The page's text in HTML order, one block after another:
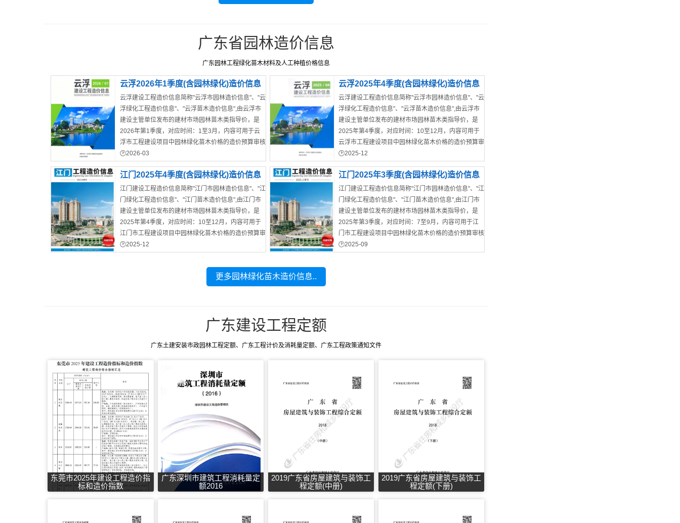
广东省园林造价信息
广东园林工程绿化苗木材料及人工种植价格信息
云浮2026年1季度(含园林绿化)造价信息
云浮建设工程造价信息简称"云浮市园林造价信息"、"云
浮绿化工程造价信息"、"云浮苗木造价信息",由云浮市
建设主管单位发布的建材市场园林苗木类指导价，是
2026年第1季度，对应时间：1至3月，内容可用于云
浮市工程建设项目中园林绿化苗木价格的造价预算审核
结算工作。云浮造价信息核心内容：建材价参考价、园
云浮市工程结算价
2026-03
云浮2025年4季度(含园林绿化)造价信息
云浮建设工程造价信息简称"云浮市园林造价信息"、"云
浮绿化工程造价信息"、"云浮苗木造价信息",由云浮市
建设主管单位发布的建材市场园林苗木类指导价，是
2025年第4季度，对应时间：10至12月，内容可用于
云浮市工程建设项目中园林绿化苗木价格的造价预算审
核结算工作。云浮造价信息核心内容：建材价参考价、
云浮市造价材料信息
2025-12
江门2025年4季度(含园林绿化)造价信息
江门建设工程造价信息简称"江门市园林造价信息"、"江
门绿化工程造价信息"、"江门苗木造价信息",由江门市
建设主管单位发布的建材市场园林苗木类指导价，是
2025年第4季度，对应时间：10至12月，内容可用于
江门市工程建设项目中园林绿化苗木价格的造价预算审
核结算工作。江门造价信息涵盖区域:江门市、开平
场综合价、材料价格走势图、苗木市场参考价、政策通
江门市招标造价信息
2025-12
江门2025年3季度(含园林绿化)造价信息
江门建设工程造价信息简称"江门市园林造价信息"、"江
门绿化工程造价信息"、"江门苗木造价信息",由江门市
建设主管单位发布的建材市场园林苗木类指导价，是
2025年第3季度，对应时间：7至9月，内容可用于江
门市工程建设项目中园林绿化苗木价格的造价预算审核
结算工作。江门造价信息涵盖区域:江门市、开平市、
江门市结算造价信息
2025-09
更多园林绿化苗木造价信息..
广东建设工程定额
广东土建安装市政园林工程定额、广东工程计价及消耗量定额、广东工程政策通知文件
东莞市2025年建设工程造价指
标和造价指数
广东深圳市建筑工程消耗量定
额2016
2019广东省房屋建筑与装饰工
程定额(中册)
2019广东省房屋建筑与装饰工
程定额(下册)